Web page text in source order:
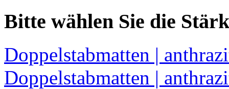
Bitte wählen Sie die
Doppelstabmatten |
Doppelstabmatten |